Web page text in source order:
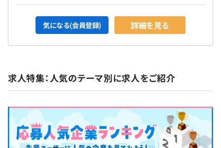
気になる(会員登録) 詳細を見る
求人特集：人気のテーマ別に求人をご紹介